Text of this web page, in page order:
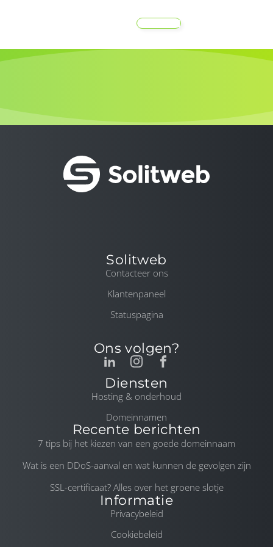
MENU
Solitweb
Contacteer ons
Klantenpaneel
Statuspagina
Ons volgen?
Diensten
Hosting & onderhoud
Domeinnamen
Recente berichten
7 tips bij het kiezen van een goede domeinnaam
Wat is een DDoS-aanval en wat kunnen de gevolgen zijn
SSL-certificaat? Alles over het groene slotje
Informatie
Privacybeleid
Cookiebeleid